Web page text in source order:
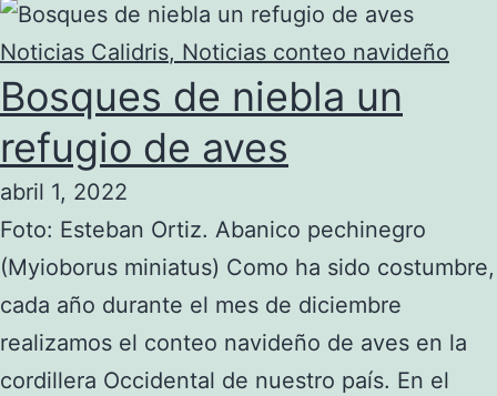
Noticias Calidris, Noticias conteo navideño
Bosques de niebla un
refugio de aves
abril 1, 2022
Foto: Esteban Ortiz. Abanico pechinegro
(Myioborus miniatus) Como ha sido costumbre,
cada año durante el mes de diciembre
realizamos el conteo navideño de aves en la
cordillera Occidental de nuestro país. En el